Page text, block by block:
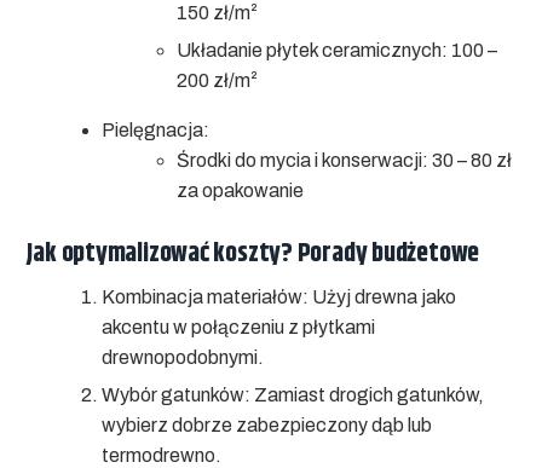
150 zł/m²
Układanie płytek ceramicznych: 100 –
200 zł/m²
Pielęgnacja:
Środki do mycia i konserwacji: 30 – 80 zł
za opakowanie
Jak optymalizować koszty? Porady budżetowe
Kombinacja materiałów: Użyj drewna jako
akcentu w połączeniu z płytkami
drewnopodobnymi.
Wybór gatunków: Zamiast drogich gatunków,
wybierz dobrze zabezpieczony dąb lub
termodrewno.